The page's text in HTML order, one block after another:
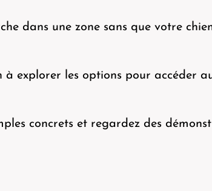
dans une zone sans que votre
explorer les options pour accéder
concrets et regardez des